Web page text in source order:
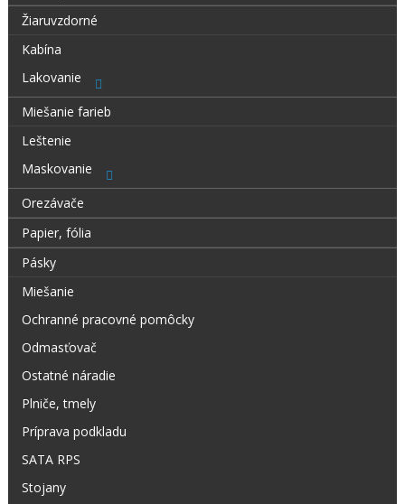
Žiaruvzdorné
Kabína
Lakovanie
Miešanie farieb
Leštenie
Maskovanie
Orezávače
Papier, fólia
Pásky
Miešanie
Ochranné pracovné pomôcky
Odmasťovač
Ostatné náradie
Plniče, tmely
Príprava podkladu
SATA RPS
Stojany